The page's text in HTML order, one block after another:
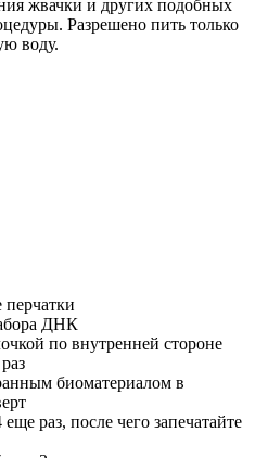
жвачки и других подобных
Разрешено пить только
воду.
перчатки
ДНК
по внутренней стороне
биоматериалом в
раз, после чего запечатайте